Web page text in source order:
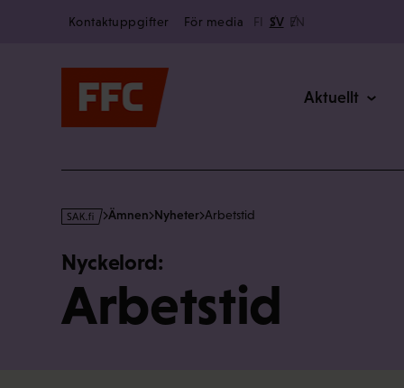
Secondary
Kontaktuppgifter För media FI SV EN
Aktuellt
s
k
·
Ämnen Nyheter Arbetstid
Nyckelord:
Arbetstid